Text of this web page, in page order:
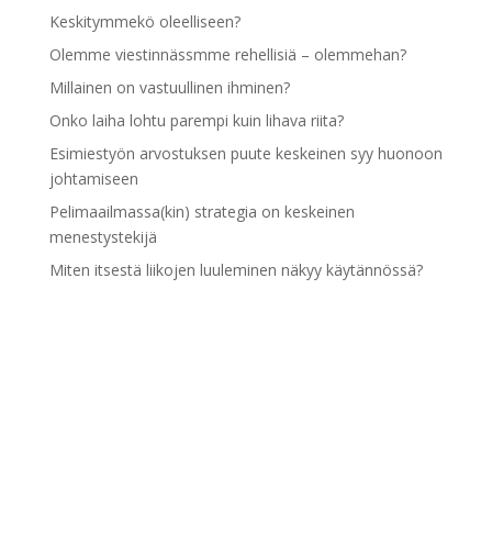
Keskitymmekö oleelliseen?
Olemme viestinnässmme rehellisiä – olemmehan?
Millainen on vastuullinen ihminen?
Onko laiha lohtu parempi kuin lihava riita?
Esimiestyön arvostuksen puute keskeinen syy huonoon
johtamiseen
Pelimaailmassa(kin) strategia on keskeinen
menestystekijä
Miten itsestä liikojen luuleminen näkyy käytännössä?